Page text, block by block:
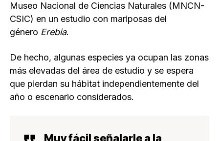
Museo Nacional de Ciencias Naturales (MNCN-
CSIC) en un estudio con mariposas del
género Erebia.
De hecho, algunas especies ya ocupan las zonas
más elevadas del área de estudio y se espera
que pierdan su hábitat independientemente del
año o escenario considerados.
Muy fácil señalarle a la